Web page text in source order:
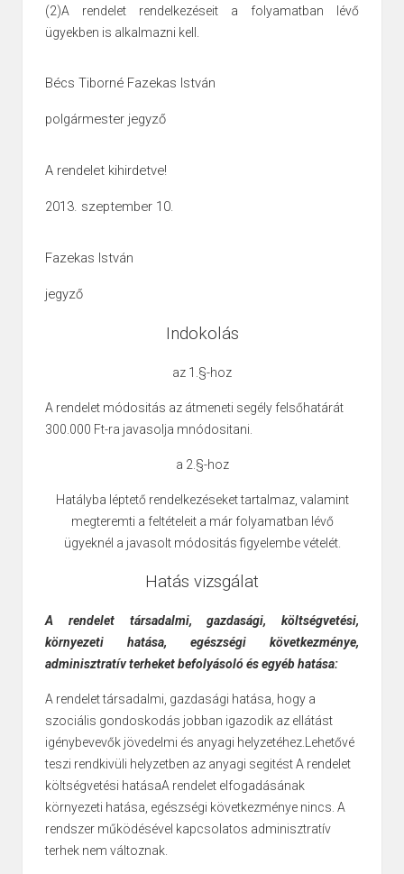
(2)A rendelet rendelkezéseit a folyamatban lévő
ügyekben is alkalmazni kell.
Bécs Tiborné Fazekas István
polgármester jegyző
A rendelet kihirdetve!
2013. szeptember 10.
Fazekas István
jegyző
Indokolás
az 1.§-hoz
A rendelet módositás az átmeneti segély felsőhatárát
300.000 Ft-ra javasolja mnódositani.
a 2.§-hoz
Hatályba léptető rendelkezéseket tartalmaz, valamint
megteremti a feltételeit a már folyamatban lévő
ügyeknél a javasolt módositás figyelembe vételét.
Hatás vizsgálat
A rendelet társadalmi, gazdasági, költségvetési,
környezeti hatása, egészségi következménye,
adminisztratív terheket befolyásoló és egyéb hatása:
A rendelet társadalmi, gazdasági hatása, hogy a
szociális gondoskodás jobban igazodik az ellátást
igénybevevők jövedelmi és anyagi helyzetéhez.Lehetővé
teszi rendkivüli helyzetben az anyagi segitést A rendelet
költségvetési hatásaA rendelet elfogadásának
környezeti hatása, egészségi következménye nincs. A
rendszer működésével kapcsolatos adminisztratív
terhek nem változnak.